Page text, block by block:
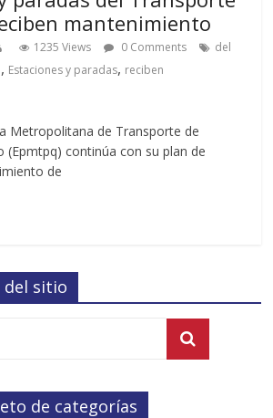
mantenimiento
1235 Views 0 Comments
del
, Estaciones y paradas, reciben
Metropolitana de Transporte de
(Epmtpq) continúa con su plan de
de
del sitio
de categorías